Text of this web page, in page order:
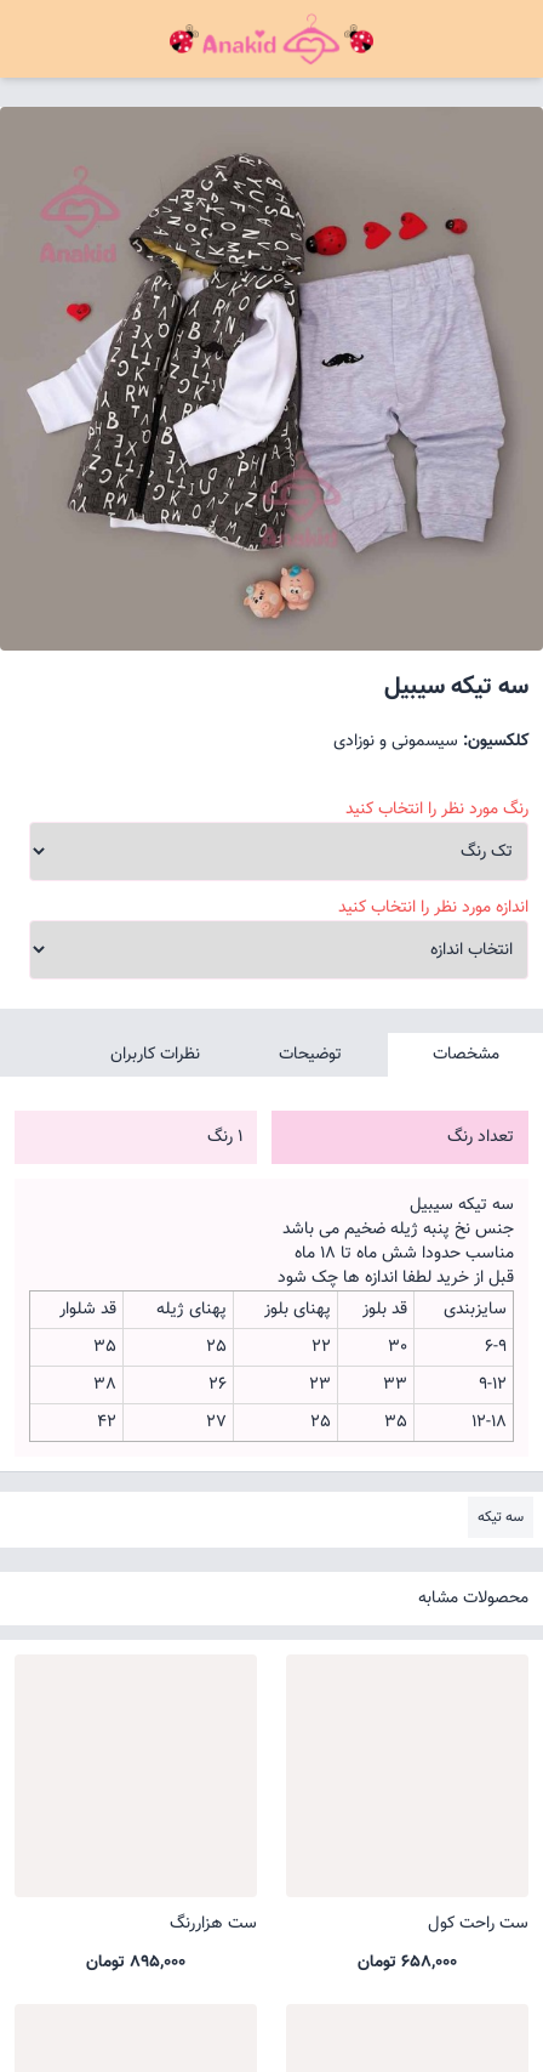
سه تیکه سیبیل
کلکسیون: سیسمونی و نوزادی
رنگ مورد نظر را انتخاب کنید
اندازه مورد نظر را انتخاب کنید
مشخصات توضیحات نظرات کاربران
تعداد رنگ 1 رنگ
سه تیکه سیبیل
جنس نخ پنبه ژیله ضخیم می باشد
مناسب حدودا شش ماه تا 18 ماه
قبل از خرید لطفا اندازه ها چک شود
سایزبندی
قد بلوز پهنای بلوز پهنای ژیله
قد شلوار
6-9
30
22
25
35
9-12
33
23
26
38
12-18
35
25
27
42
سه تیکه
محصولات مشابه
ست راحت کول
658,000 تومان
ست هزاررنگ
895,000 تومان